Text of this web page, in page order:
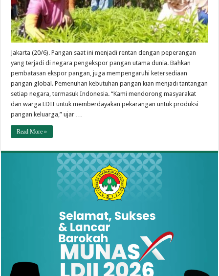
Jakarta (20/6). Pangan saat ini menjadi rentan dengan peperangan
yang terjadi di negara pengekspor pangan utama dunia. Bahkan
pembatasan ekspor pangan, juga mempengaruhi ketersediaan
pangan global. Pemenuhan kebutuhan pangan kian menjadi tantangan
setiap negara, termasuk Indonesia. “Kami mendorong masyarakat
dan warga LDII untuk memberdayakan pekarangan untuk produksi
pangan keluarga,” ujar …
Read More »